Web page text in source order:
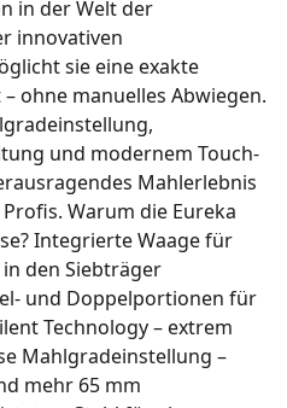
in der Welt der
innovativen
sie eine exakte
ohne manuelles Abwiegen.
und modernem Touch-
Mahlerlebnis
Warum die Eureka
Integrierte Waage für
den Siebträger
und Doppelportionen für
Technology – extrem
Mahlgradeinstellung –
mehr 65 mm